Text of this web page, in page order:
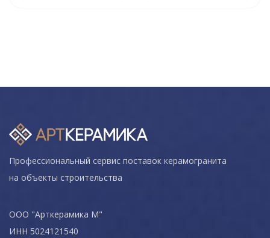
Профессиональный сервис поставок керамогранита
на объекты строительства
ООО "Арткерамика М"
ИНН 5024121540